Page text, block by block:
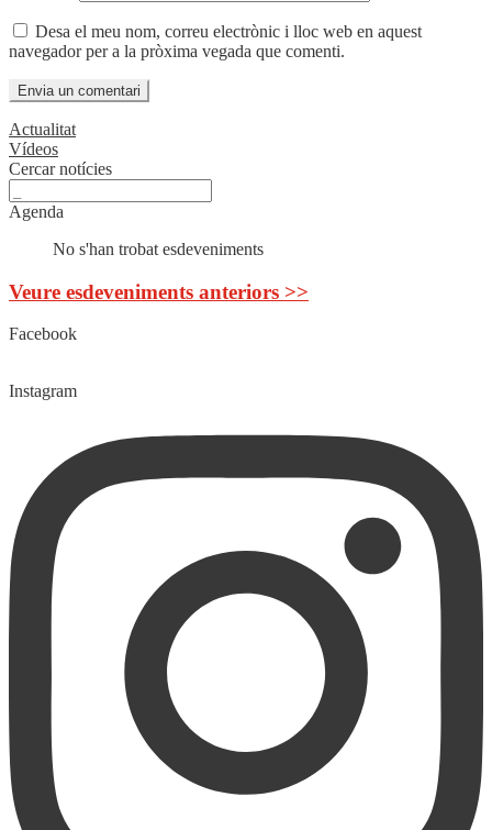
Desa el meu nom, correu electrònic i lloc web en aquest
navegador per a la pròxima vegada que comenti.
Actualitat
Vídeos
Cercar notícies
Agenda
No s'han trobat esdeveniments
Veure esdeveniments anteriors >>
Facebook
Instagram